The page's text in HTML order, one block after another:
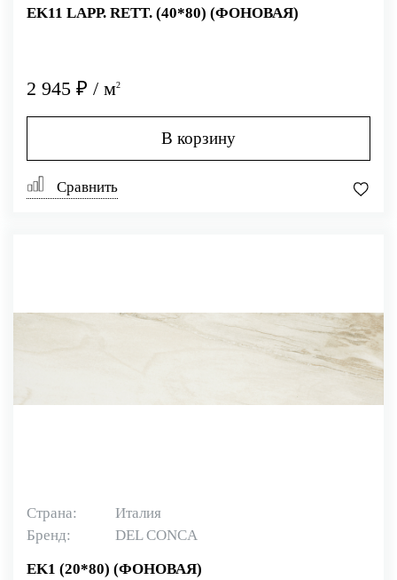
EK11 LAPP. RETT. (40*80) (ФОНОВАЯ)
2 945 ₽ / м2
В корзину
Сравнить
Страна:
Италия
Бренд:
DEL CONCA
EK1 (20*80) (ФОНОВАЯ)